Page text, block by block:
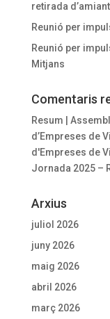
retirada d’amiant
Reunió per
Reunió per
Mitjans
Comentaris
Resum |
d’Empreses de
d'Empreses de
Jornada 2025 –
Arxius
juliol 2026
juny 2026
maig 2026
abril 2026
març 2026